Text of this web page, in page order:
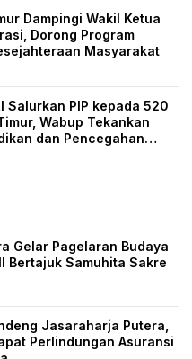
Dampingi Wakil Ketua
Dorong Program
Masyarakat
Salurkan PIP kepada 520
Wabup Tekankan
dan Pencegahan
Gelar Pagelaran Budaya
Bertajuk Samuhita Sakre
Jasaraharja Putera,
Perlindungan Asuransi